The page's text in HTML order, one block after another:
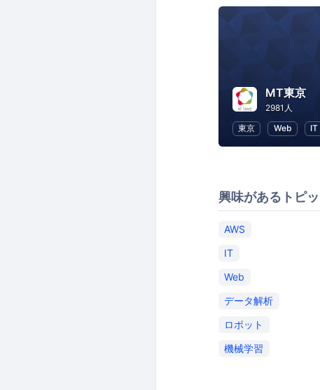
MT東京
2981人
東京
Web IT
興味があるトピ
AWS
IT
Web
データ解析
ロボット
機械学習